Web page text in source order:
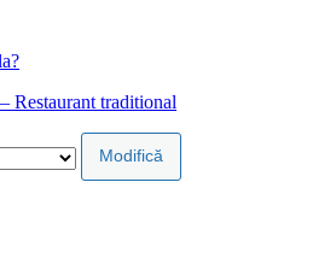
Restaurant traditional